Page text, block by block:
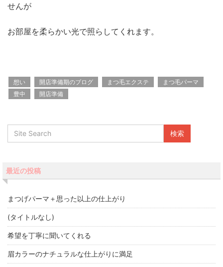
せんが
お部屋を柔らかい光で照らしてくれます。
想い 開店準備期のブログ まつ毛エクステ
まつ毛パーマ
豊中
開店準備
最近の投稿
まつげパーマ＋思った以上の仕上がり
(タイトルなし)
希望を丁寧に聞いてくれる
眉カラーのナチュラルな仕上がりに満足